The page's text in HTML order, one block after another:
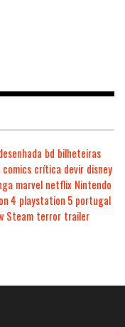
bd bilheteiras
comics crítica devir disney
marvel netflix Nintendo
4 playstation 5 portugal
Steam terror trailer